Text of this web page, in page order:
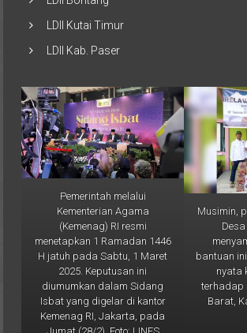
LDII Kutai Timur
Pemerintah melalui
Kementerian Agama
(Kemenag) RI resmi
menetapkan 1 Ramadan 1446
H jatuh pada Sabtu, 1 Maret
2025. Keputusan ini
diumumkan dalam Sidang
Isbat yang digelar di kantor
Kemenag RI, Jakarta, pada
Jumat (28/2). Foto: LINES
Musimin,
bantuan
nyata
Barat,